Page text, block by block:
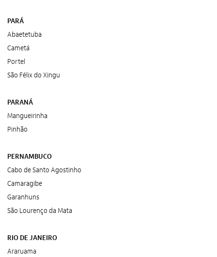
PARÁ
Abaetetuba
Cametá
Portel
São Félix do Xingu
PARANÁ
Mangueirinha
Pinhão
PERNAMBUCO
Cabo de Santo Agostinho
Camaragibe
Garanhuns
São Lourenço da Mata
RIO DE JANEIRO
Araruama